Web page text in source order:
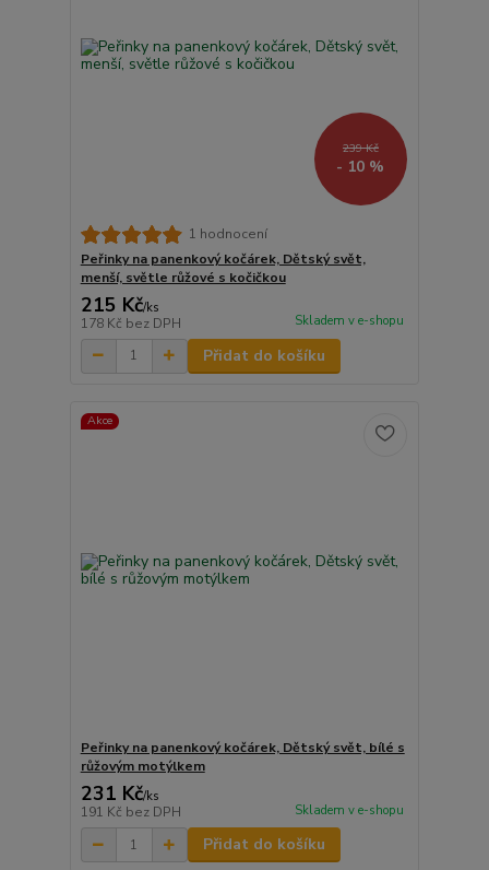
239 Kč
- 10 %
1 hodnocení
Peřinky na panenkový kočárek, Dětský svět,
menší, světle růžové s kočičkou
215 Kč/ks
178 Kč bez DPH Skladem v e-shopu
Přidat do košíku
Akce
Peřinky na panenkový kočárek, Dětský svět, bílé s
růžovým motýlkem
231 Kč/ks
191 Kč bez DPH Skladem v e-shopu
Přidat do košíku